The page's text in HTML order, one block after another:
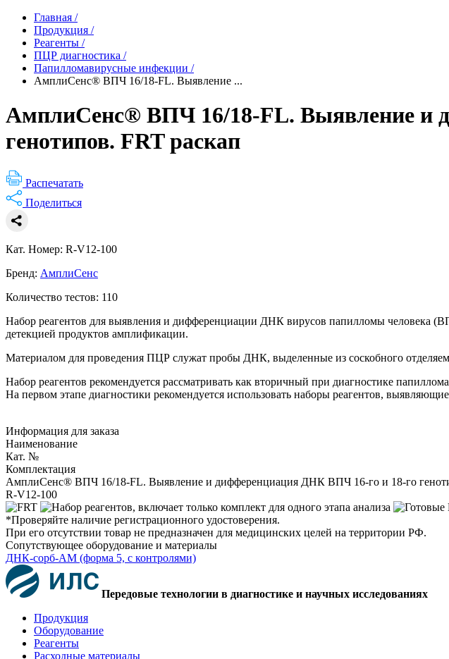
Главная /
Продукция /
Реагенты /
ПЦР диагностика /
Папилломавирусные инфекции /
АмплиСенс® ВПЧ 16/18-FL. Выявление ...
АмплиСенс® ВПЧ 16/18-FL. Выявление и
генотипов. FRT раскап
Распечатать
Поделиться
Кат. Номер: R-V12-100
Бренд: АмплиСенс
Количество тестов: 110
Набор реагентов для выявления и дифференциации ДНК вирусов папилломы человека
детекцией продуктов амплификации.
Материалом для проведения ПЦР служат пробы ДНК, выделенные из соскобного
Набор реагентов рекомендуется рассматривать как вторичный при диагностике
На первом этапе диагностики рекомендуется использовать наборы реагентов,
Информация для заказа
Наименование
Кат. №
Комплектация
АмплиСенс® ВПЧ 16/18-FL. Выявление и дифференциация ДНК ВПЧ 16-го и 18-го
R-V12-100
*Проверяйте наличие регистрационного удостоверения.
При его отсутствии товар не предназначен для медицинских целей на территории РФ.
Сопутствующее оборудование и материалы
ДНК-сорб-АМ (форма 5, с контролями)
Передовые технологии в диагностике и научных исследованиях
Продукция
Оборудование
Реагенты
Расходные материалы